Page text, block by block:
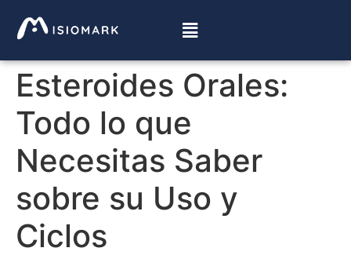
Esteroides Orales:
Todo lo que
Necesitas Saber
sobre su Uso y
Ciclos